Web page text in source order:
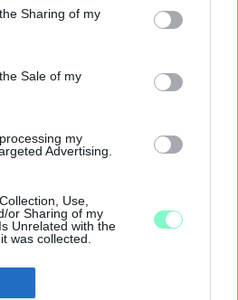
usage behaviour. You may click to
and its third-party tags to
purposes in below Google
Sharing of my
Sale of my
my
Advertising.
Use,
or Sharing of my
Unrelated with the
was collected.
Szakszolgálat és
gyűjtenek adományokat.
HÁLA, BOLDOG LESZ A
A MARKUSOVSZKY
is jár a Jézuska.
EL A BAPTISTA
15. CIPŐSDOBOZ
A SZOMBATHELYI
OSZTÁLYT, HÁT
FORINTOT SZEDTEK